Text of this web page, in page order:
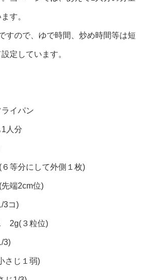
す。
すので、ゆで時間、炒め時間等は短
定しています。
イパン
1人分
等分にして外側１枚)
端2cm位)
3コ)
2g(３粒位)
3)
さじ１弱)